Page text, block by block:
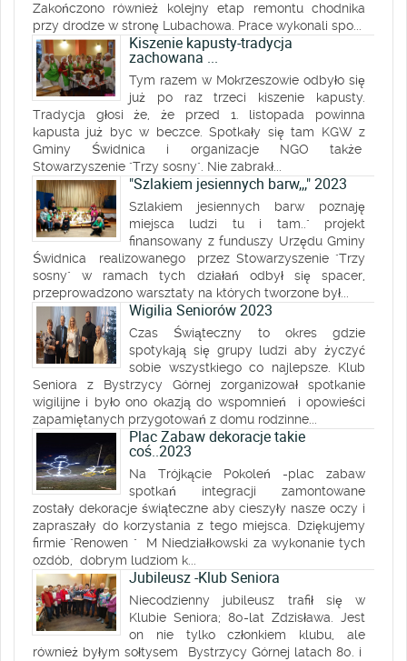
Zakończono również kolejny etap remontu chodnika
przy drodze w stronę Lubachowa. Prace wykonali spo...
Kiszenie kapusty-tradycja
zachowana ...
Tym razem w Mokrzeszowie odbyło się
już po raz trzeci kiszenie kapusty.
Tradycja głosi że, że przed 1. listopada powinna
kapusta już byc w beczce. Spotkały się tam KGW z
Gminy Świdnica i organizacje NGO także
Stowarzyszenie "Trzy sosny". Nie zabrakł...
"Szlakiem jesiennych barw,,," 2023
Szlakiem jesiennych barw poznaję
miejsca ludzi tu i tam.." projekt
finansowany z funduszy Urzędu Gminy
Świdnica realizowanego przez Stowarzyszenie "Trzy
sosny" w ramach tych działań odbył się spacer,
przeprowadzono warsztaty na których tworzone był...
Wigilia Seniorów 2023
Czas Świąteczny to okres gdzie
spotykają się grupy ludzi aby życzyć
sobie wszystkiego co najlepsze. Klub
Seniora z Bystrzycy Górnej zorganizował spotkanie
wigilijne i było ono okazją do wspomnień i opowieści
zapamiętanych przygotowań z domu rodzinne...
Plac Zabaw dekoracje takie
coś..2023
Na Trójkącie Pokoleń -plac zabaw
spotkań integracji zamontowane
zostały dekoracje świąteczne aby cieszyły nasze oczy i
zapraszały do korzystania z tego miejsca. Dziękujemy
firmie "Renowen " M Niedziałkowski za wykonanie tych
ozdób, dobrym ludziom k...
Jubileusz -Klub Seniora
Niecodzienny jubileusz trafił się w
Klubie Seniora; 80-lat Zdzisława. Jest
on nie tylko członkiem klubu, ale
również byłym sołtysem Bystrzycy Górnej latach 80. i